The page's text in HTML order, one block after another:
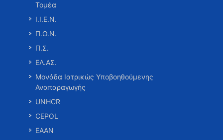
Τομέα
Ι.Ι.Ε.Ν.
Π.Ο.Ν.
Π.Σ.
ΕΛ.ΑΣ.
Μονάδα Ιατρικώς Υποβοηθούμενης
Αναπαραγωγής
UNHCR
CEPOL
ΕΑΑΝ